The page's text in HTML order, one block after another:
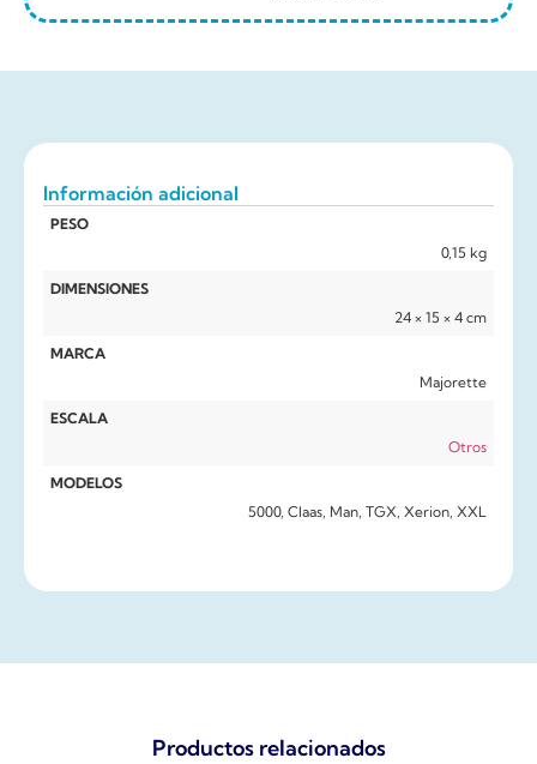
Información adicional
PESO
0,15 kg
DIMENSIONES
24 × 15 × 4 cm
MARCA
Majorette
ESCALA
Otros
MODELOS
5000, Claas, Man, TGX, Xerion, XXL
Productos relacionados